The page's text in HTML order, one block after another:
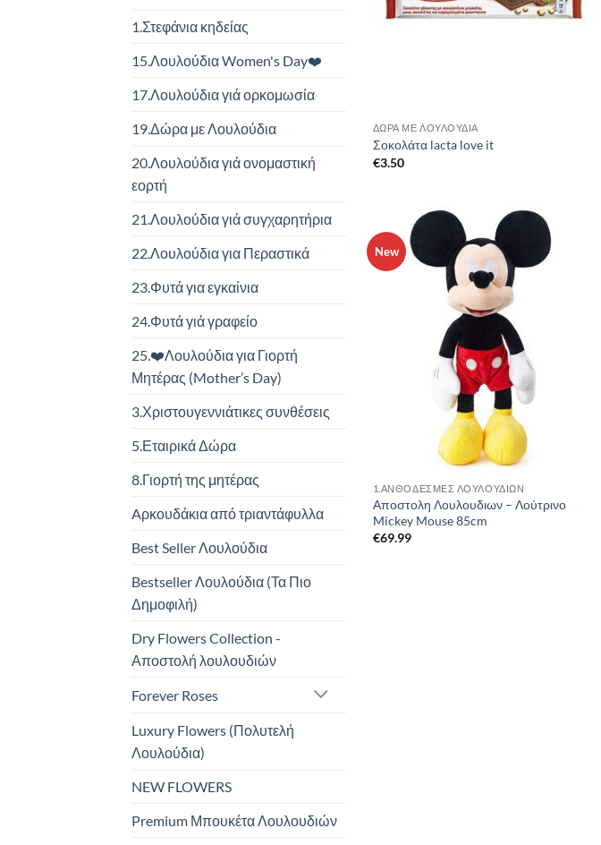
1.Στεφάνια κηδείας
15.Λουλούδια Women's Day❤️
17.Λουλούδια γιά ορκομωσία
19.Δώρα με Λουλούδια
20.Λουλούδια γιά ονομαστική
εορτή
21.Λουλούδια γιά συγχαρητήρια
22.Λουλούδια για Περαστικά
23.Φυτά για εγκαίνια
24.Φυτά γιά γραφείο
25.❤️Λουλούδια για Γιορτή
Μητέρας (Mother’s Day)
3.Χριστουγεννιάτικες συνθέσεις
5.Εταιρικά Δώρα
8.Γιορτή της μητέρας
Aρκουδάκια από τριαντάφυλλα
Best Seller Λουλούδια
Bestseller Λουλούδια (Τα Πιο
Δημοφιλή)
Dry Flowers Collection -
Αποστολή λουλουδιών
Forever Roses
Luxury Flowers (Πολυτελή
Λουλούδια)
NEW FLOWERS
Premium Μπουκέτα Λουλουδιών
ΔΏΡΑ ΜΕ ΛΟΥΛΟΎΔΙΑ
Σοκολάτα lacta love it
€3.50
New
1.ΑΝΘΟΔΕΣΜΕΣ ΛΟΥΛΟΥΔΙΩΝ
Αποστολη Λουλουδιων – Λούτρινο
Mickey Mouse 85cm
€69.99